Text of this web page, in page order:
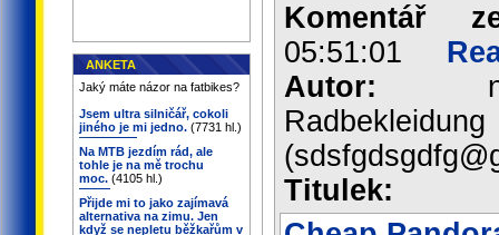
ANKETA
Jaký máte názor na fatbikes?
Jsem ultra silničář, cokoli
jiného je mi jedno. (7731 hl.)
Na MTB jezdím rád, ale
tohle je na mě trochu
moc. (4105 hl.)
Přijde mi to jako zajímavá
alternativa na zimu. Jen
když se nepletu běžkařům v
Komentář
05:51:01
Autor:
Radbekleidung
Titulek: